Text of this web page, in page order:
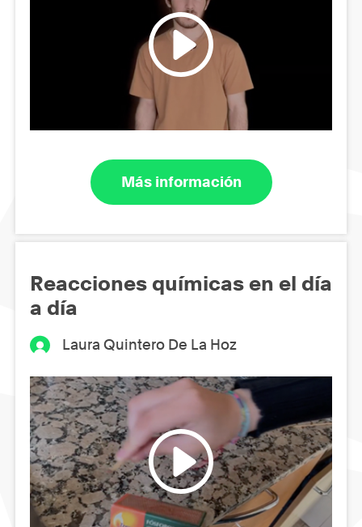
Más información
Reacciones químicas en el día
a día
Laura Quintero De La Hoz